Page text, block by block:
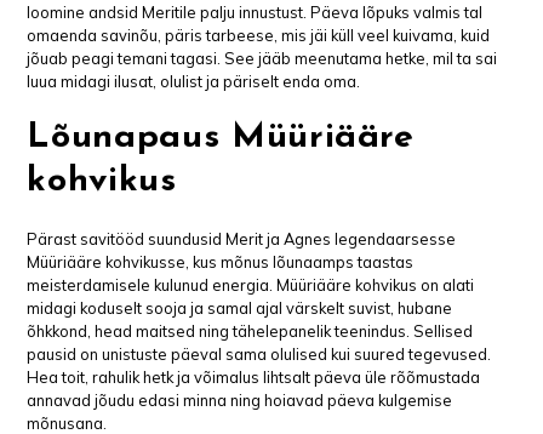
loomine andsid Meritile palju innustust. Päeva lõpuks valmis tal
omaenda savinõu, päris tarbeese, mis jäi küll veel kuivama, kuid
jõuab peagi temani tagasi. See jääb meenutama hetke, mil ta sai
luua midagi ilusat, olulist ja päriselt enda oma.
Lõunapaus Müüriääre
kohvikus
Pärast savitööd suundusid Merit ja Agnes legendaarsesse
Müüriääre kohvikusse, kus mõnus lõunaamps taastas
meisterdamisele kulunud energia. Müüriääre kohvikus on alati
midagi koduselt sooja ja samal ajal värskelt suvist, hubane
õhkkond, head maitsed ning tähelepanelik teenindus. Sellised
pausid on unistuste päeval sama olulised kui suured tegevused.
Hea toit, rahulik hetk ja võimalus lihtsalt päeva üle rõõmustada
annavad jõudu edasi minna ning hoiavad päeva kulgemise
mõnusana.